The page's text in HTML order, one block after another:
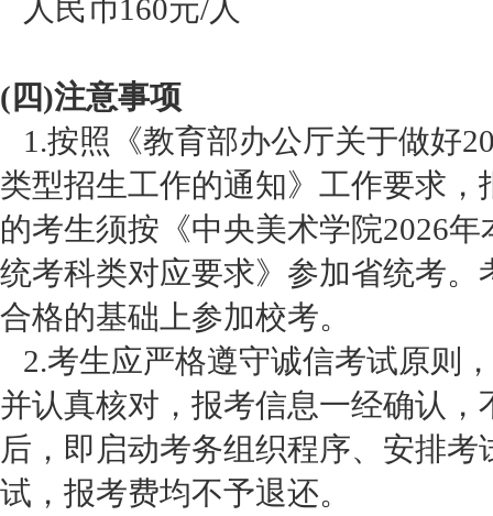
人民币160元/人
(四)注意事项
1.按照《教育部办公厅关于做好
类型招生工作的通知》工作要求
的考生须按《中央美术学院2026
统考科类对应要求》参加省统考
合格的基础上参加校考。
2.考生应严格遵守诚信考试原则
并认真核对，报考信息一经确认
后，即启动考务组织程序、安排
试，报考费均不予退还。